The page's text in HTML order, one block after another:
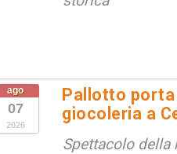
ago
07
2026
Pallotto
giocoleria a
Spettacolo della